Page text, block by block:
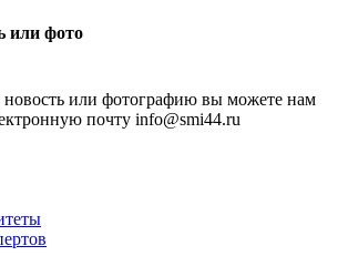
или фото
или фотографию вы можете нам
почту info@smi44.ru